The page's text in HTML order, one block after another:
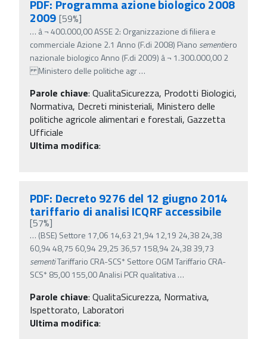
PDF: Programma azione biologico 2008
2009 [59%]
… â‚¬ 400.000,00 ASSE 2: Organizzazione di filiera e
commerciale Azione 2.1 Anno (F.di 2008) Piano sementiero
nazionale biologico Anno (F.di 2009) â‚¬ 1.300.000,00 2
Ministero delle politiche agr…
Parole chiave: QualitaSicurezza, Prodotti Biologici,
Normativa, Decreti ministeriali, Ministero delle
politiche agricole alimentari e forestali, Gazzetta
Ufficiale
Ultima modifica:
PDF: Decreto 9276 del 12 giugno 2014
tariffario di analisi ICQRF accessibile
[57%]
… (BSE) Settore 17,06 14,63 21,94 12,19 24,38 24,38
60,94 48,75 60,94 29,25 36,57 158,94 24,38 39,73
sementiTariffario CRA-SCS* Settore OGM Tariffario CRA-
SCS* 85,00 155,00 Analisi PCR qualitativa…
Parole chiave: QualitaSicurezza, Normativa,
Ispettorato, Laboratori
Ultima modifica: